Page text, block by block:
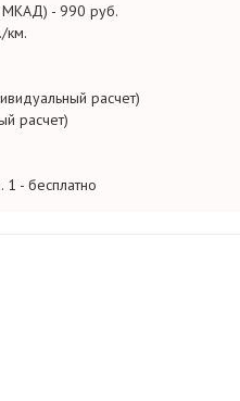
МКАД) - 990 руб.
км.
расчет)
расчет)
1 - бесплатно